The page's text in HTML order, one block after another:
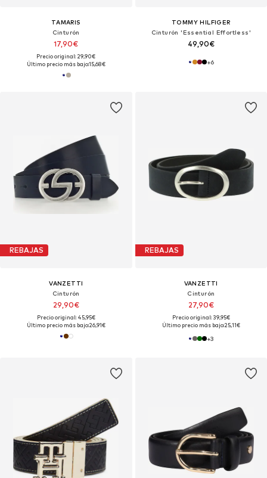
TAMARIS
Cinturón
17,90€
Precio original: 29,90€
Último precio más bajo:15,68€
TOMMY HILFIGER
Cinturón 'Essential Effortless'
49,90€
+6
REBAJAS
VANZETTI
Cinturón
29,90€
Precio original: 45,95€
Último precio más bajo:26,91€
REBAJAS
VANZETTI
Cinturón
27,90€
Precio original: 39,95€
Último precio más bajo:25,11€
+3